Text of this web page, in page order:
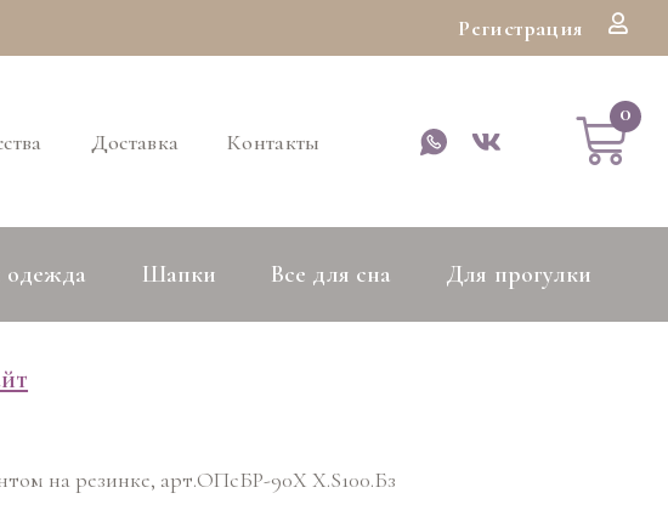
Регистрация
Доставка Контакты
одежда Шапки Все для сна Для прогулки
на резинке, арт.ОПсБР-90Х Х.S100.Бз